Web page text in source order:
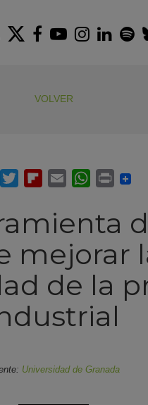
RSS Twitter
Facebook
Youtube
VOLVER
mejorar
de la
Universidad de Granada